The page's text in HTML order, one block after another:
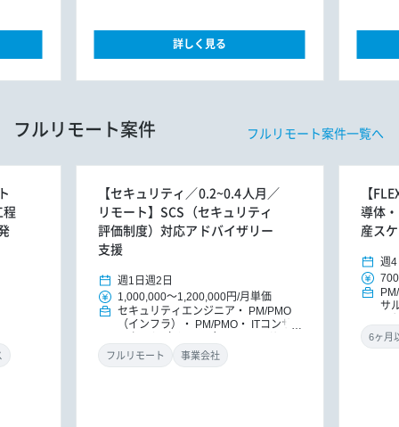
詳しく見る
フルリモート案件 フルリモート案件一覧へ
程
【セキュリティ／0.2~0.4人月／
リモート】SCS（セキュリティ
評価制度）対応アドバイザリー
支援
週1日 週2日
1,000,000～1,200,000円/月単価
セキュリティエンジニア
PM/PMO
（インフラ）
PM/PMO
ITコンサ
ント
DXコンサルタント
フルリモート 事業会社
【
導体
産ス
週4
サ